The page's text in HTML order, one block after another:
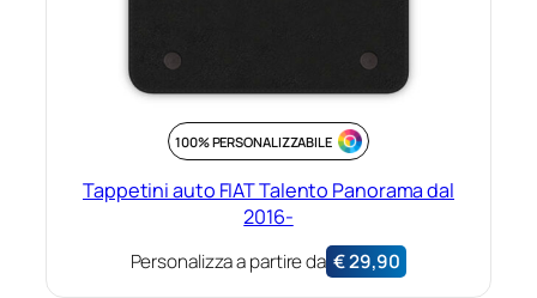
100% PERSONALIZZABILE
Tappetini auto FIAT Talento Panorama dal
2016-
Personalizza a partire da €29,90